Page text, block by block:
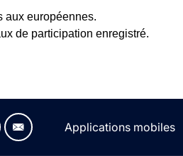
aux européennes.
de participation enregistré.
Applications mobiles